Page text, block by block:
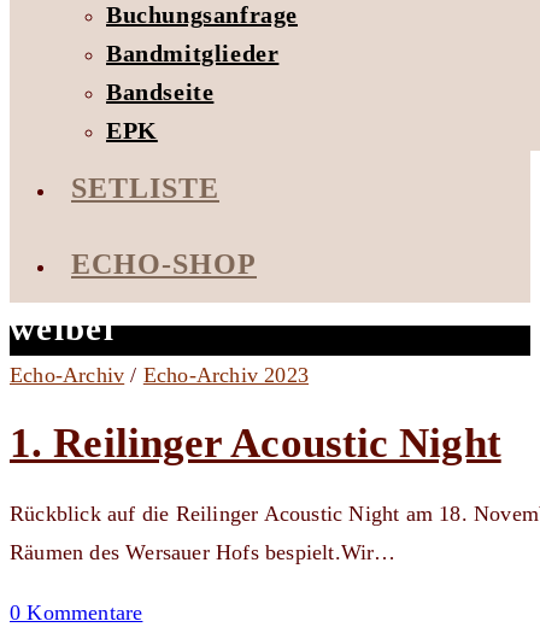
Buchungsanfrage
Bandmitglieder
Bandseite
EPK
SETLISTE
ECHO-SHOP
weibel
Echo-Archiv / Echo-Archiv 2023
1. Reilinger Acoustic Night
Rückblick auf die Reilinger Acoustic Night am 18.
Räumen des Wersauer Hofs bespielt.Wir…
0 Kommentare